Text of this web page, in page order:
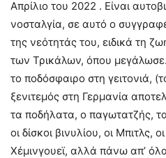
Απρίλιο του 2022 . Είναι
νοσταλγία, σε αυτό ο
της νεότητάς του, ειδικά τη
των Τρικάλων, όπου
το ποδόσφαιρο στη γειτονιά,
ξενιτεμός στη Γερμανία
τα ποδήλατα, ο παγωτατζής,
οι δίσκοι βινυλίου, οι Μπιτλς,
Χέμινγουεϊ, αλλά πάνω απ’